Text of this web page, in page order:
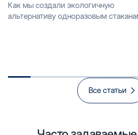
Как мы создали экологичную
альтернативу одноразовым стаканам,
Все статьи